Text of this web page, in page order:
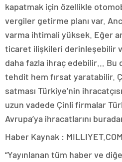
kapatmak için özellikle
vergiler getirme planı var.
varma ihtimali yüksek. Eğer
ticaret ilişkileri derinleşebilir
daha fazla ihraç edebilir… Bu
tehdit hem fırsat yaratabilir.
satması Türkiye’nin
uzun vadede Çinli firmalar
Avrupa’ya ihracatlarını
Haber Kaynak :
“Yayınlanan tüm haber ve